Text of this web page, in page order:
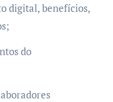
digital, benefícios,
do